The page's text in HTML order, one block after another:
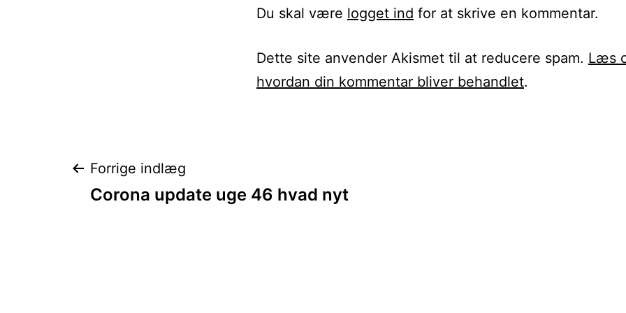
Du skal være logget ind for at skrive en kommentar.
Dette site anvender Akismet til at reducere spam. Læs
hvordan din kommentar bliver behandlet.
Indlægsnavigation
Forrige indlæg
Corona update uge 46 hvad nyt